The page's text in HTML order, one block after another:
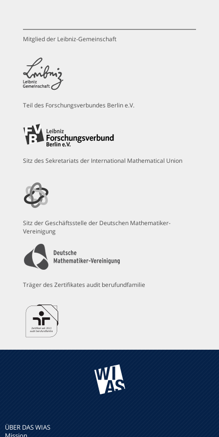
Mitglied der Leibniz-Gemeinschaft
Teil des Forschungsverbundes Berlin e.V.
Sitz des Sekretariats der International Mathematical Union
Sitz der Geschäftsstelle der Deutschen Mathematiker-
Vereinigung
Träger des Zertifikates audit berufundfamilie
ÜBER DAS WIAS